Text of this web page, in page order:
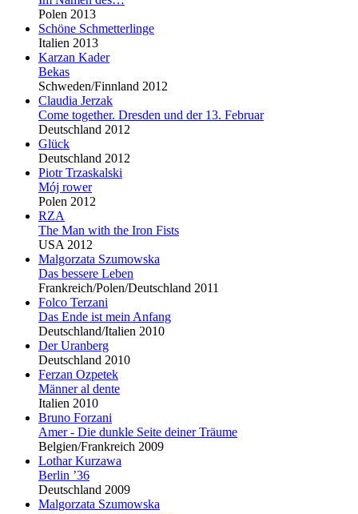
Polen 2013
Schöne Schmetterlinge
Italien 2013
Karzan Kader
Bekas
Schweden/Finnland 2012
Claudia Jerzak
Come together. Dresden und der 13. Februar
Deutschland 2012
Glück
Deutschland 2012
Piotr Trzaskalski
Mój rower
Polen 2012
RZA
The Man with the Iron Fists
USA 2012
Malgorzata Szumowska
Das bessere Leben
Frankreich/Polen/Deutschland 2011
Folco Terzani
Das Ende ist mein Anfang
Deutschland/Italien 2010
Der Uranberg
Deutschland 2010
Ferzan Ozpetek
Männer al dente
Italien 2010
Bruno Forzani
Amer - Die dunkle Seite deiner Träume
Belgien/Frankreich 2009
Lothar Kurzawa
Berlin ’36
Deutschland 2009
Malgorzata Szumowska